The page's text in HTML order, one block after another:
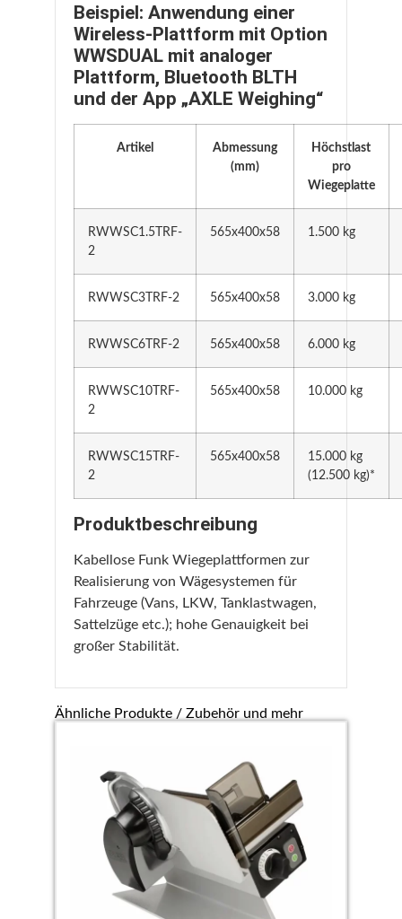
Beispiel: Anwendung einer
Wireless-Plattform mit Option
WWSDUAL mit analoger
Plattform, Bluetooth BLTH
und der App „AXLE Weighing“
Artikel
Abmessung
(mm)
Höchstlast
pro
Wiegeplatte
RWWSC1.5TRF-
2
565x400x58 1.500 kg
RWWSC3TRF-2 565x400x58 3.000 kg
RWWSC6TRF-2 565x400x58 6.000 kg
RWWSC10TRF-
2
565x400x58 10.000 kg
RWWSC15TRF-
2
565x400x58
15.000 kg
(12.500 kg)*
Produktbeschreibung
Kabellose Funk Wiegeplattformen zur
Realisierung von Wägesystemen für
Fahrzeuge (Vans, LKW, Tanklastwagen,
Sattelzüge etc.); hohe Genauigkeit bei
großer Stabilität.
Ähnliche Produkte / Zubehör und mehr